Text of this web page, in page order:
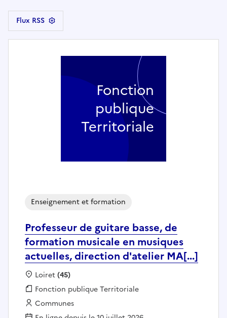
Flux RSS
Professeur de guitare basse, de
formation musicale en musiques
actuelles, direction d'atelier MA[...]
Enseignement et formation
Localisation :
Loiret(45)
Fonction publique :
Fonction publique Territoriale
Employeur :
Communes
Fonction
publique
Territoriale